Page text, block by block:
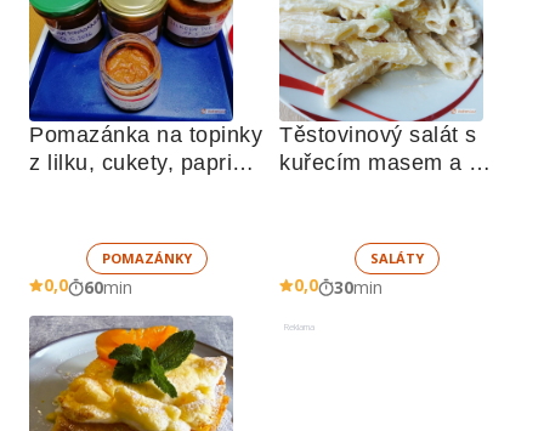
Pomazánka na topinky
z lilku, cukety, paprik,
POMAZÁNKY
0,0 60min
Těstovinový salát s
kuřecím masem a
SALÁTY
0,0 30min
Reklama